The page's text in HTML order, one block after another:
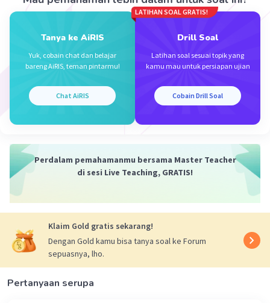
nasional yang berlandaskan pada kerakyatan, keadilan,
dan nilai-nilai luhur budaya bangsa dengan
Beri Rating·4.0(4 Balas
04 Oktober 2023 11:45
Iklan
Tanya ke AiRIS
Yuk, cobain chat dan belajar
bareng AiRIS, teman pintarmu!
Chat AiRIS
LATIHAN SOAL GRATIS!
Drill Soal
Latihan soal sesuai topik yang
kamu mau untuk persiapan ujian
Cobain Drill Soal
Perdalam pemahamanmu bersama Master Teacher
di sesi Live Teaching, GRATIS!
Klaim Gold gratis sekarang!
Dengan Gold kamu bisa tanya soal ke Forum
sepuasnya, lho.
Pertanyaan serupa